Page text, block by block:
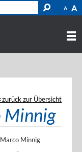
A A
zurück zur Übersicht
Minnig
Minnig